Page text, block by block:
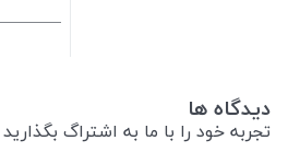
دیدگاه ها
تجربه خود را با ما به اشتراگ بگذارید